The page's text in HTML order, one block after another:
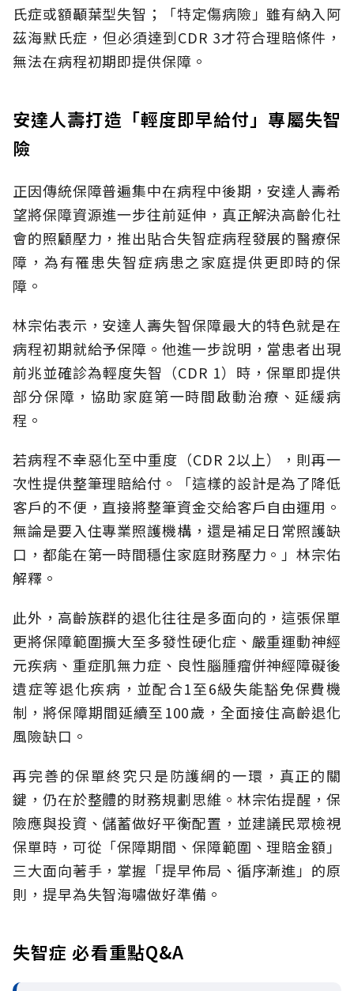
氏症或額顳葉型失智；「特定傷病險」雖有納入阿
茲海默氏症，但必須達到CDR 3才符合理賠條件，
無法在病程初期即提供保障。
安達人壽打造「輕度即早給付」專屬失智
險
正因傳統保障普遍集中在病程中後期，安達人壽希
望將保障資源進一步往前延伸，真正解決高齡化社
會的照顧壓力，推出貼合失智症病程發展的醫療保
障，為有罹患失智症病患之家庭提供更即時的保
障。
林宗佑表示，安達人壽失智保障最大的特色就是在
病程初期就給予保障。他進一步說明，當患者出現
前兆並確診為輕度失智（CDR 1）時，保單即提供
部分保障，協助家庭第一時間啟動治療、延緩病
程。
若病程不幸惡化至中重度（CDR 2以上），則再一
次性提供整筆理賠給付。「這樣的設計是為了降低
客戶的不便，直接將整筆資金交給客戶自由運用。
無論是要入住專業照護機構，還是補足日常照護缺
口，都能在第一時間穩住家庭財務壓力。」林宗佑
解釋。
此外，高齡族群的退化往往是多面向的，這張保單
更將保障範圍擴大至多發性硬化症、嚴重運動神經
元疾病、重症肌無力症、良性腦腫瘤併神經障礙後
遺症等退化疾病，並配合1至6級失能豁免保費機
制，將保障期間延續至100歲，全面接住高齡退化
風險缺口。
再完善的保單終究只是防護網的一環，真正的關
鍵，仍在於整體的財務規劃思維。 林宗佑提醒，保
險應與投資、儲蓄做好平衡配置，並建議民眾檢視
保單時，可從「保障期間、保障範圍、理賠金額」
三大面向著手，掌握「提早佈局、循序漸進」的原
則，提早為失智海嘯做好準備。
失智症 必看重點Q&A